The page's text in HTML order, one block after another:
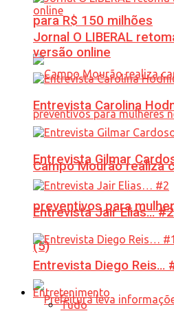
para R$ 150 milhões
Campo Mourão realiza
preventivos para
(5)
Jornal O LIBERAL
versão online
Entrevista Carolina
Entrevista Gilmar
Entrevista Jair Elias… #2
Entrevista Diego Reis…
Entretenimento
Tudo